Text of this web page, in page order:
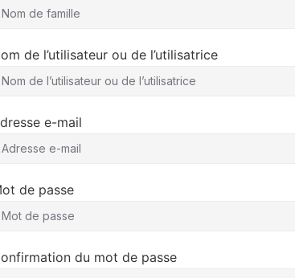
de l’utilisateur ou de l’utilisatrice
e-mail
de passe
du mot de passe